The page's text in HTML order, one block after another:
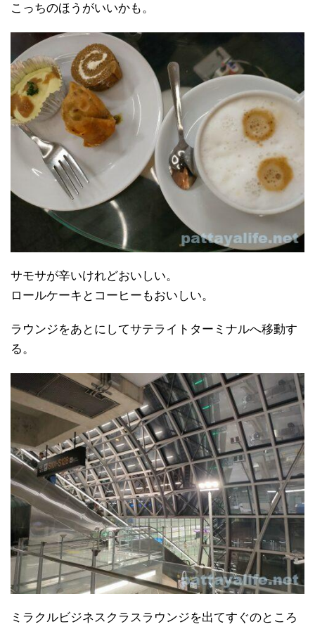
こっちのほうがいいかも。
サモサが辛いけれどおいしい。
ロールケーキとコーヒーもおいしい。
ラウンジをあとにしてサテライトターミナルへ移動す
る。
ミラクルビジネスクラスラウンジを出てすぐのところ